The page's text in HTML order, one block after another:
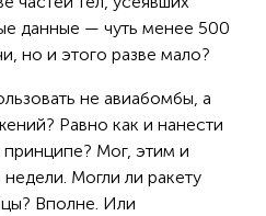
данные — чуть менее 500
но и этого разве мало?
не авиабомбы, а
Равно как и нанести
Мог, этим и
Могли ли ракету
Вполне. Или